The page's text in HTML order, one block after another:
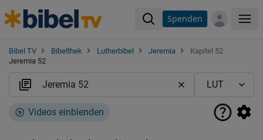
Spenden
Bibel TV Bibelthek Lutherbibel Jeremia
Kapitel 52
Jeremia 52
Videos einblenden